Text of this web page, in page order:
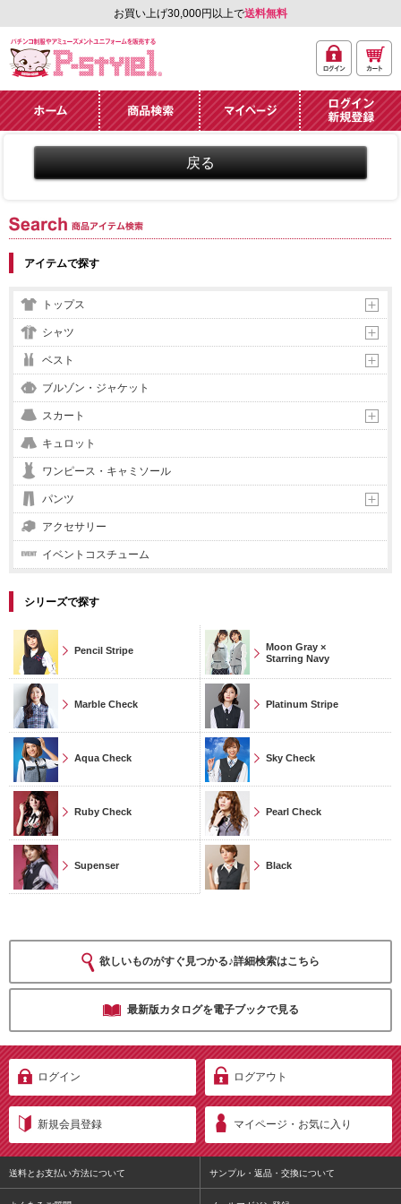
お買い上げ30,000円以上で送料無料
ーズメントユニフォー
ム通販「P-style 1」.
イン
ト
商品アイテム検索
アイテムで探す
トップス
シャツ
ベスト
ブルゾン・ジャケット
スカート
キュロット
ワンピース・キャミソール
パンツ
アクセサリー
イベントコスチューム
シリーズで探す
Pencil Stripe
Moon Gray ×
Starring Navy
Marble Check Platinum Stripe
Aqua Check Sky Check
Ruby Check Pearl Check
Supenser Black
欲しいものがすぐ見つかる♪詳細検索はこちら
最新版カタログを電子ブックで見る
ログイン ログアウト
新規会員登録 マイページ・お気に入り
送料とお支払い方法について サンプル・返品・交換について